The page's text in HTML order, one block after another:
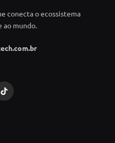
conecta o ecossistema
ao mundo.
TikTok